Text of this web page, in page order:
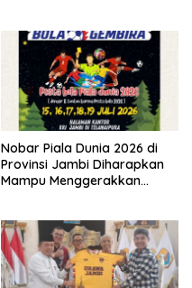
Nobar Piala Dunia 2026 di
Provinsi Jambi Diharapkan
Mampu Menggerakkan